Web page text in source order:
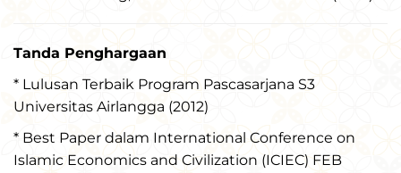
Tanda Penghargaan
* Lulusan Terbaik Program Pascasarjana S3
Universitas Airlangga (2012)
* Best Paper dalam International Conference on
Islamic Economics and Civilization (ICIEC) FEB